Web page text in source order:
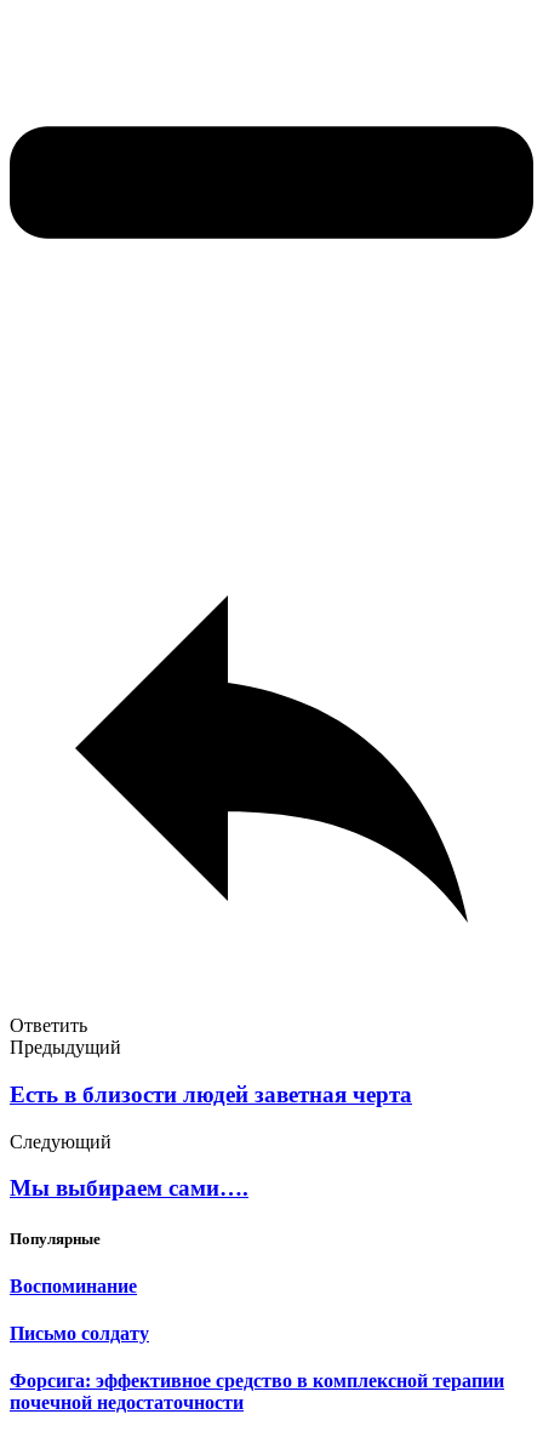
Ответить
Предыдущий
Есть в близости людей заветная черта
Следующий
Мы выбираем сами….
Популярные
Воспоминание
Письмо солдату
Форсига: эффективное средство в комплексной терапии
почечной недостаточности